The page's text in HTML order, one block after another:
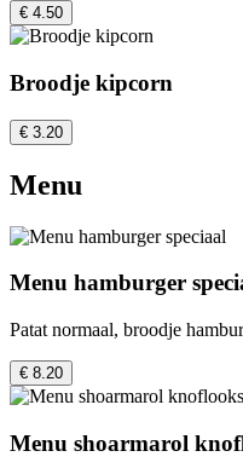
€ 4.50
Broodje kipcorn
€ 3.20
Menu
Menu hamburger
Patat normaal, broodje
€ 8.20
Menu shoarmarol